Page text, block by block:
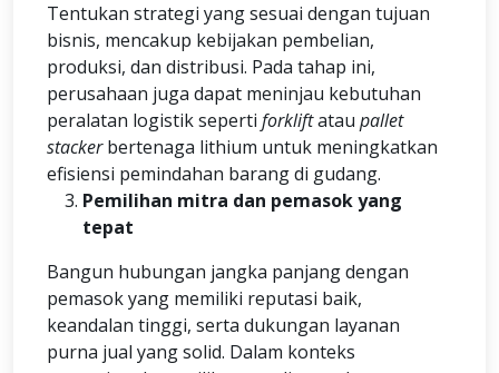
Tentukan strategi yang sesuai dengan tujuan
bisnis, mencakup kebijakan pembelian,
produksi, dan distribusi. Pada tahap ini,
perusahaan juga dapat meninjau kebutuhan
peralatan logistik seperti forkliftatau pallet
stackerbertenaga lithium untuk meningkatkan
efisiensi pemindahan barang di gudang.
Pemilihan mitra dan pemasok yang
tepat
Bangun hubungan jangka panjang dengan
pemasok yang memiliki reputasi baik,
keandalan tinggi, serta dukungan layanan
purna jual yang solid. Dalam konteks